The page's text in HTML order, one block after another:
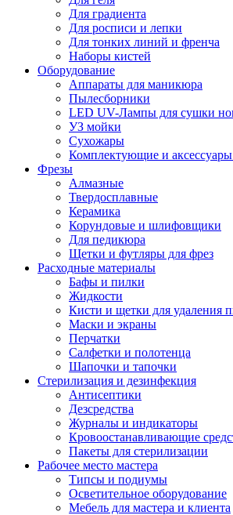
Для градиента
Для росписи и лепки
Для тонких линий и френча
Наборы кистей
Оборудование
Аппараты для маникюра
Пылесборники
LED UV-Лампы для сушки
УЗ мойки
Сухожары
Комплектующие и аксессуары
Фрезы
Алмазные
Твердосплавные
Керамика
Корундовые и шлифовщики
Для педикюра
Щетки и футляры для фрез
Расходные материалы
Бафы и пилки
Жидкости
Кисти и щетки для удаления
Маски и экраны
Перчатки
Салфетки и полотенца
Шапочки и тапочки
Стерилизация и дезинфекция
Антисептики
Дезсредства
Журналы и индикаторы
Кровоостанавливающие
Пакеты для стерилизации
Рабочее место мастера
Типсы и подиумы
Осветительное оборудование
Мебель для мастера и клиента